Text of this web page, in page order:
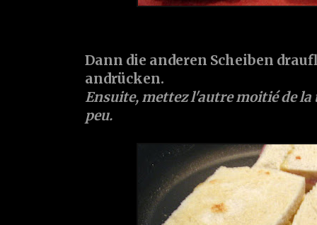
Dann die anderen Scheiben
andrücken.
Ensuite, mettez l'autre moitié de
peu.